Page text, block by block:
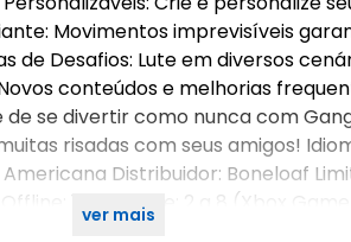
Movimentos imprevisíveis
de Desafios: Lute em diversos
conteúdos e melhorias
se divertir como nunca com
risadas com seus amigos!
Distribuidor: Boneloaf
1 a 4 Online: 2 a 8 (Xbox
ver mais